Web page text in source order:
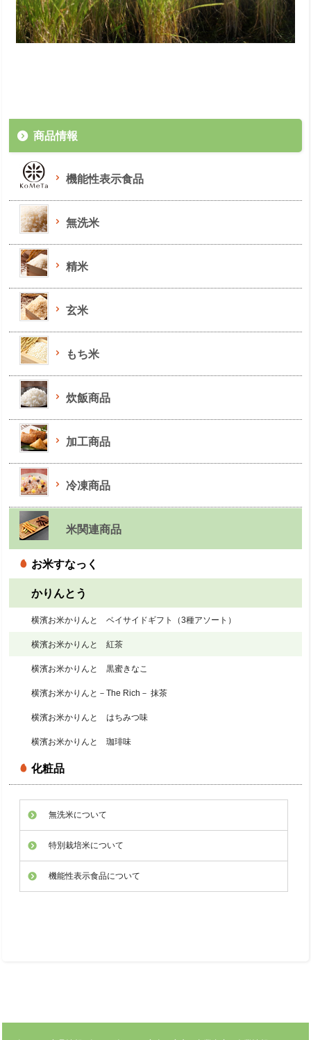
商品情報
機能性表示食品
無洗米
精米
玄米
もち米
炊飯商品
加工商品
冷凍商品
米関連商品
お米すなっく
かりんとう
横濱お米かりんと ベイサイドギフト（3種アソート）
横濱お米かりんと 紅茶
横濱お米かりんと 黒蜜きなこ
横濱お米かりんと－The Rich－ 抹茶
横濱お米かりんと はちみつ味
横濱お米かりんと 珈琲味
化粧品
無洗米について
特別栽培米について
機能性表示食品について